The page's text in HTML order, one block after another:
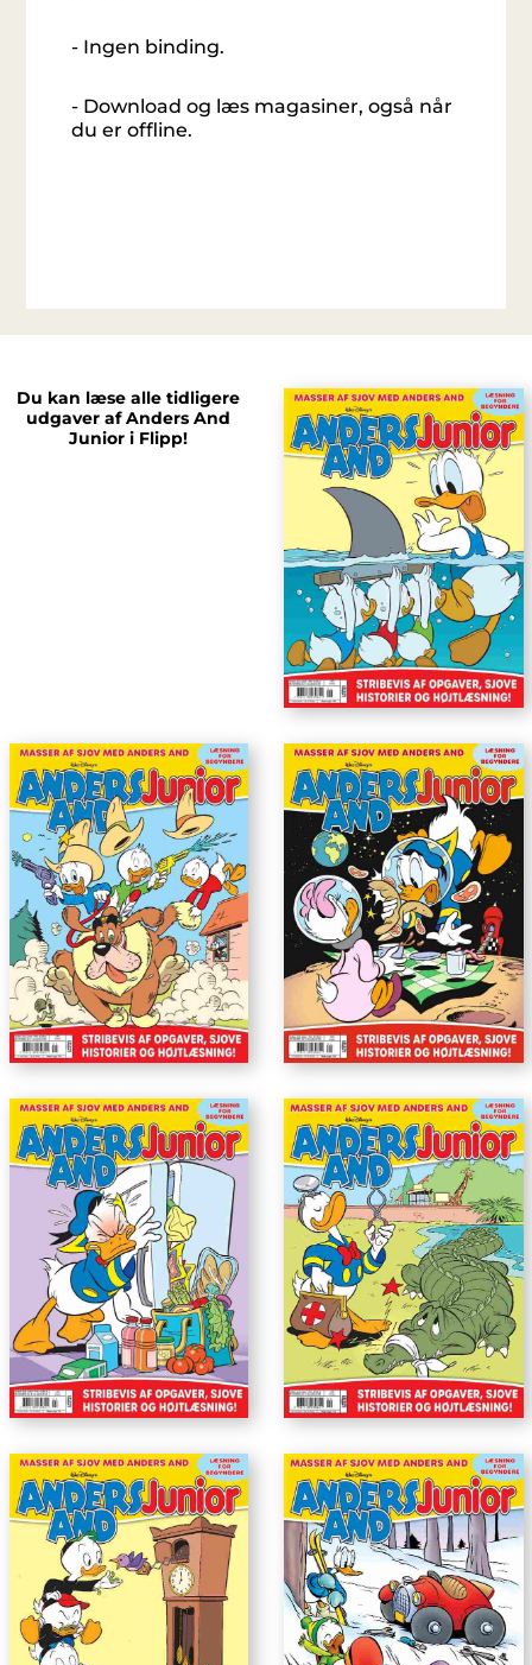
- Ingen binding.
- Download og læs magasiner, også når
du er offline.
Du kan læse alle tidligere
udgaver af Anders And
Junior i Flipp!